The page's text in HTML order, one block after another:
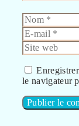
Nom
le navigateur